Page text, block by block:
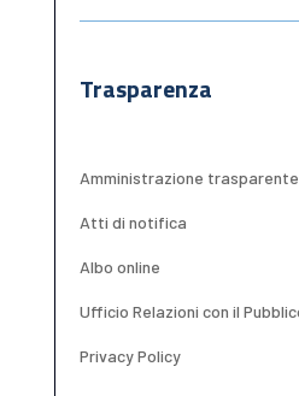
Trasparenza
Amministrazione trasparente
Atti di notifica
Albo online
Ufficio Relazioni con il
Privacy Policy